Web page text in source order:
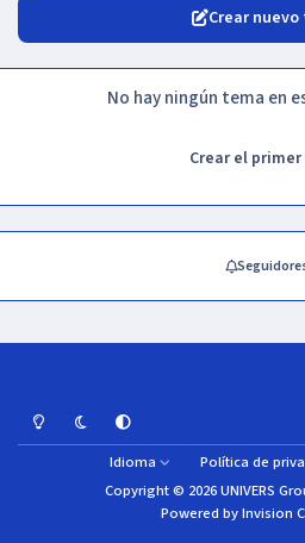
Crear nuevo
No hay ningún tema en
Crear el
Light ModeDark ModeSystem Preference
Idioma Política de
Copyright © 2026 UNIVERS
Powered byInvision